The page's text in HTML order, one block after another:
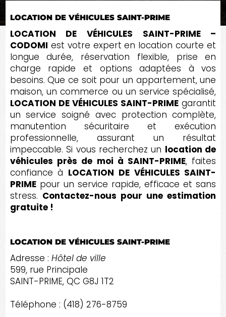
LOCATION DE VÉHICULES SAINT-PRIME
LOCATION DE VÉHICULES SAINT-PRIME –
CODOMI est votre expert en location courte et
longue durée, réservation flexible, prise en
charge rapide et options adaptées à vos
besoins. Que ce soit pour un appartement, une
maison, un commerce ou un service spécialisé,
LOCATION DE VÉHICULES SAINT-PRIME garantit
un service soigné avec protection complète,
manutention sécuritaire et exécution
professionnelle, assurant un résultat
impeccable. Si vous recherchez un location de
véhicules près de moi à SAINT-PRIME, faites
confiance à LOCATION DE VÉHICULES SAINT-
PRIMEpour un service rapide, efficace et sans
stress. Contactez-nous pour une estimation
gratuite !
LOCATION DE VÉHICULES SAINT-PRIME
Adresse : Hôtel de ville
599, rue Principale
SAINT-PRIME, QC G8J 1T2
Téléphone : (418) 276-8759